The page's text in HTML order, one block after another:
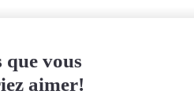
que vous
aimer!